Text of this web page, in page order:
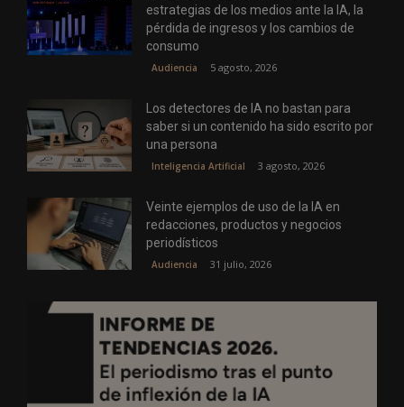
estrategias de los medios ante la IA, la
pérdida de ingresos y los cambios de
consumo
Audiencia 5 agosto, 2026
Los detectores de IA no bastan para
saber si un contenido ha sido escrito por
una persona
Inteligencia Artificial 3 agosto, 2026
Veinte ejemplos de uso de la IA en
redacciones, productos y negocios
periodísticos
Audiencia 31 julio, 2026